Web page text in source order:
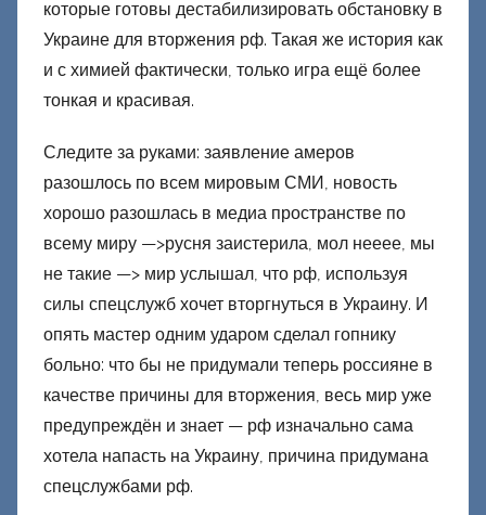
которые готовы дестабилизировать обстановку в
Украине для вторжения рф. Такая же история как
и с химией фактически, только игра ещё более
тонкая и красивая.
Следите за руками: заявление амеров
разошлось по всем мировым СМИ, новость
хорошо разошлась в медиа пространстве по
всему миру —>русня заистерила, мол нееее, мы
не такие —> мир услышал, что рф, используя
силы спецслужб хочет вторгнуться в Украину. И
опять мастер одним ударом сделал гопнику
больно: что бы не придумали теперь россияне в
качестве причины для вторжения, весь мир уже
предупреждён и знает — рф изначально сама
хотела напасть на Украину, причина придумана
спецслужбами рф.